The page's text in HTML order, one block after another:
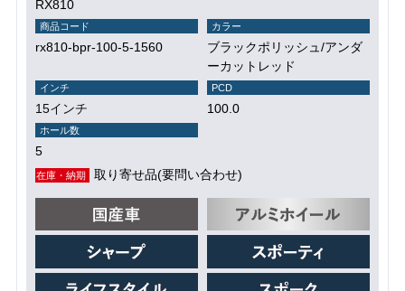
RX810
商品コード
rx810-bpr-100-5-1560
カラー
ブラックポリッシュ/アンダ
ーカットレッド
インチ
15インチ
PCD
100.0
ホール数
5
在庫・納期 取り寄せ品(要問い合わせ)